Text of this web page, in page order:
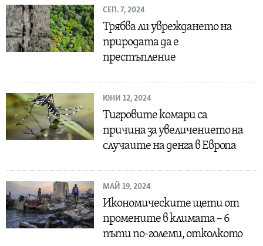
СЕП. 7, 2024
Трябва ли увреждането на
природата да е
престъпление
ЮНИ 12, 2024
Тигровите комари са
причина за увеличението на
случаите на денга в Европа
МАЙ 19, 2024
Икономическите щети от
промените в климата – 6
пъти по-големи, отколкото